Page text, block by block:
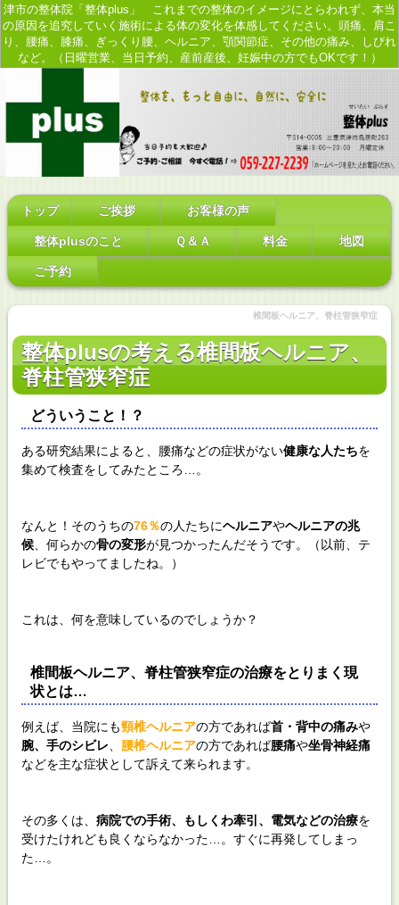
津市の整体院「整体plus」 これまでの整体のイメージにとらわれず、本当
の原因を追究していく施術による体の変化を体感してください。頭痛、肩こ
り、腰痛、膝痛、ぎっくり腰、ヘルニア、顎関節症、その他の痛み、しびれ
など。（日曜営業、当日予約、産前産後、妊娠中の方でもOKです！）
トップ ご挨拶 お客様の声
整体plusのこと Ｑ＆Ａ 料金 地図
ご予約
椎間板ヘルニア、脊柱管狭窄症
整体plusの考える椎間板ヘルニア、
脊柱管狭窄症
どういうこと！？
ある研究結果によると、腰痛などの症状がない健康な人たちを
集めて検査をしてみたところ…。
なんと！そのうちの76％の人たちにヘルニアやヘルニアの兆
候、何らかの骨の変形が見つかったんだそうです。（以前、テ
レビでもやってましたね。）
これは、何を意味しているのでしょうか？
椎間板ヘルニア、脊柱管狭窄症の治療をとりまく現
状とは…
例えば、当院にも頸椎ヘルニアの方であれば首・背中の痛みや
腕、手のシビレ
腰椎ヘルニアの方であれば腰痛や坐骨神経痛
などを主な症状として訴えて来られます。
その多くは、 病院での手術、もしくわ牽引、電気などの治療を
受けたけれども良くならなかった…。すぐに再発してしまっ
た…。